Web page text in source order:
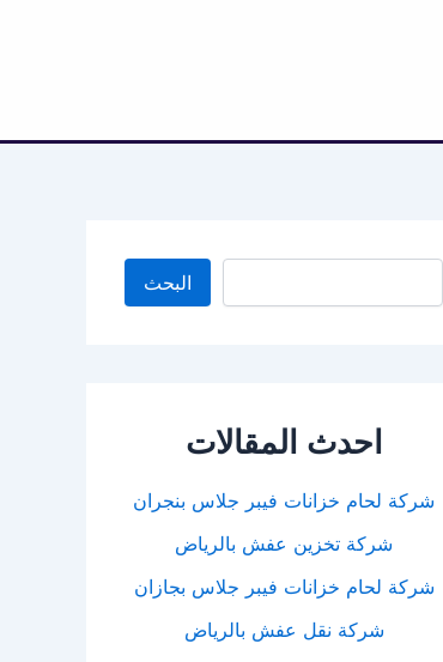
البحث
احدث المقالات
شركة لحام خزانات فيبر جلاس بنجران
شركة تخزين عفش بالرياض
شركة لحام خزانات فيبر جلاس بجازان
شركة نقل عفش بالرياض